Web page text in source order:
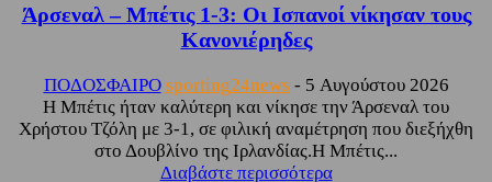
Άρσεναλ – Μπέτις 1-3: Οι Ισπανοί νίκησαν τους
Κανονιέρηδες
ΠΟΔΟΣΦΑΙΡΟ sporting24news - 5 Αυγούστου 2026
Η Μπέτις ήταν καλύτερη και νίκησε την Άρσεναλ του
Χρήστου Τζόλη με 3-1, σε φιλική αναμέτρηση που διεξήχθη
στο Δουβλίνο της Ιρλανδίας.Η Μπέτις...
Διαβάστε περισσότερα